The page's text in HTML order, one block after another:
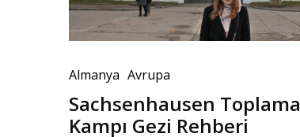
Almanya Avrupa
Sachsenhausen Toplama
Kampı Gezi Rehberi